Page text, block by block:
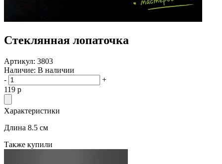
Стеклянная лопаточка
Артикул: 3803
Наличие: В наличии
-
+
119 p
Характеристики
Длина 8.5 см
Также купили